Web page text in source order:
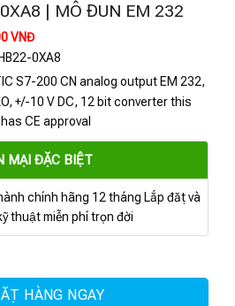
| MÔ ĐUN EM 232
VNĐ.
VNĐGiá
tại
là:
2.960.000 VNĐ.
0XA8
S7-200 CN analog output EM 232,
+/-10 V DC, 12 bit converter this
CE approval
MẠI ĐẶC BIỆT
chính hãng 12 tháng Lắp đặt và
thuật miễn phí trọn đời
HÀNG NGAY